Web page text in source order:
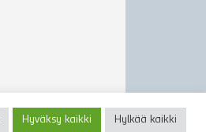
Hyväksy kaikki Hylkää kaikki